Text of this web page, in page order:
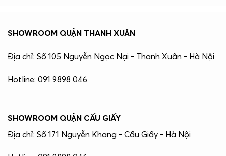
SHOWROOM QUẬN THANH XUÂN
Địa chỉ: Số 105 Nguyễn Ngọc Nại - Thanh Xuân - Hà Nội
Hotline: 091 9898 046
SHOWROOM QUẬN CẤU GIẤY
Địa chỉ: Số 171 Nguyễn Khang - Cầu Giấy - Hà Nội